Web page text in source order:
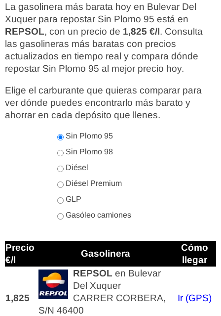
La gasolinera más barata hoy en Bulevar Del
Xuquer para repostar Sin Plomo 95 está en
REPSOL, con un precio de 1,825 €/l. Consulta
las gasolineras más baratas con precios
actualizados en tiempo real y compara dónde
repostar Sin Plomo 95 al mejor precio hoy.
Elige el carburante que quieras comparar para
ver dónde puedes encontrarlo más barato y
ahorrar en cada depósito que llenes.
Sin Plomo 95
Sin Plomo 98
Diésel
Diésel Premium
GLP
Gasóleo camiones
Precio
€/l
Gasolinera
Cómo
llegar
1,825
REPSOL en Bulevar
Del Xuquer
CARRER CORBERA,
S/N 46400
Ir (GPS)